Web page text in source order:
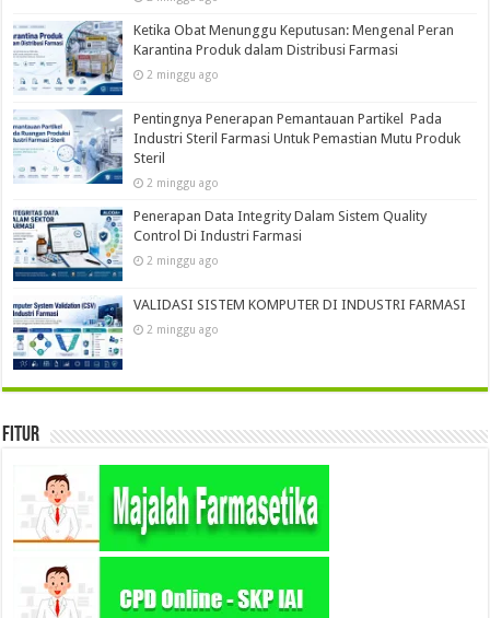
Ketika Obat Menunggu Keputusan: Mengenal Peran
Karantina Produk dalam Distribusi Farmasi
2 minggu ago
Pentingnya Penerapan Pemantauan Partikel Pada
Industri Steril Farmasi Untuk Pemastian Mutu Produk
Steril
2 minggu ago
Penerapan Data Integrity Dalam Sistem Quality
Control Di Industri Farmasi
2 minggu ago
VALIDASI SISTEM KOMPUTER DI INDUSTRI FARMASI
2 minggu ago
Fitur